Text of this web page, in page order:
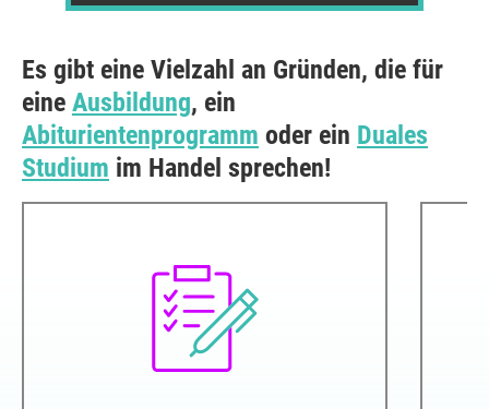
Es gibt eine Vielzahl an Gründen, die für
eine Ausbildung, ein
Abiturientenprogramm oder ein Duales
Studium im Handel sprechen!